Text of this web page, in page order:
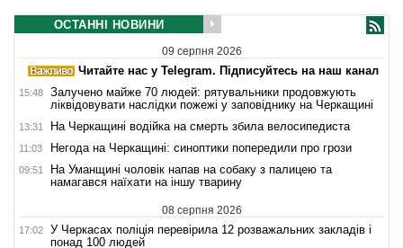
ОСТАННІ НОВИНИ
09 серпня 2026
Читайте нас у Telegram. Підписуйтесь на наш канал
15:48
Залучено майже 70 людей: рятувальники продовжують
ліквідовувати наслідки пожежі у заповіднику на Черкащині
13:31 На Черкащині водійка на смерть збила велосипедиста
11:03 Негода на Черкащині: синоптики попередили про грози
09:51
На Уманщині чоловік напав на собаку з палицею та
намагався наїхати на іншу тварину
08 серпня 2026
17:02
У Черкасах поліція перевірила 12 розважальних закладів і
понад 100 людей